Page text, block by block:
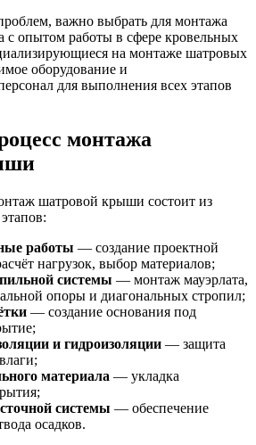
важно выбрать для монтажа
с опытом работы в сфере кровельных
на монтаже шатровых
оборудование и
для выполнения всех этапов
монтажа
шатровой крыши состоит из
работы — создание проектной
нагрузок, выбор материалов;
системы — монтаж мауэрлата,
опоры и диагональных стропил;
— создание основания под
и гидроизоляции — защита
материала — укладка
системы — обеспечение
осадков.